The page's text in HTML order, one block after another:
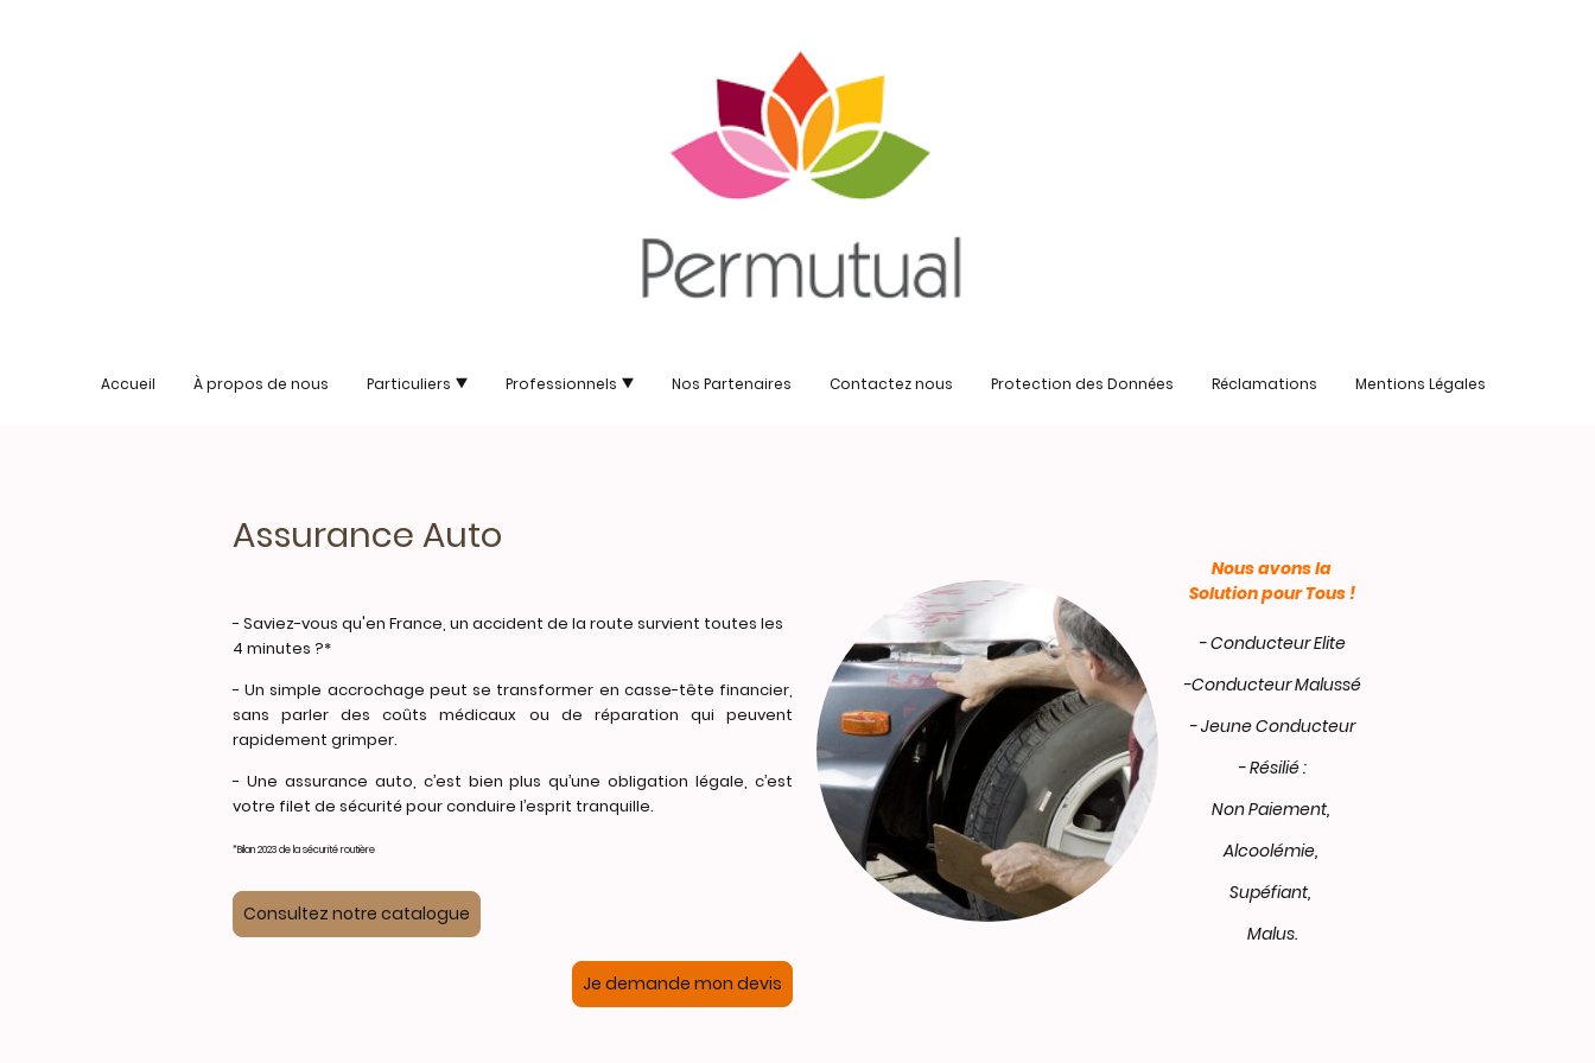
Accueil À propos de nous Particuliers Professionnels Nos Partenaires Contactez nous Protection des Données Réclamations Mentions Légales
Assurance Auto
- Saviez-vous qu'en France, un accident de la route survient toutes les
4 minutes ?*
- Un simple accrochage peut se transformer en casse-tête financier,
sans parler des coûts médicaux ou de réparation qui peuvent
rapidement grimper.
- Une assurance auto, c’est bien plus qu’une obligation légale, c’est
votre filet de sécurité pour conduire l’esprit tranquille.
*Bilan 2023 de la sécurité routière
Consultez notre catalogue
Je demande mon devis
Nous avons la
Solution pour Tous !
- Conducteur Elite
-Conducteur Malussé
- Jeune Conducteur
- Résilié :
Non Paiement,
Alcoolémie,
Supéfiant,
Malus.